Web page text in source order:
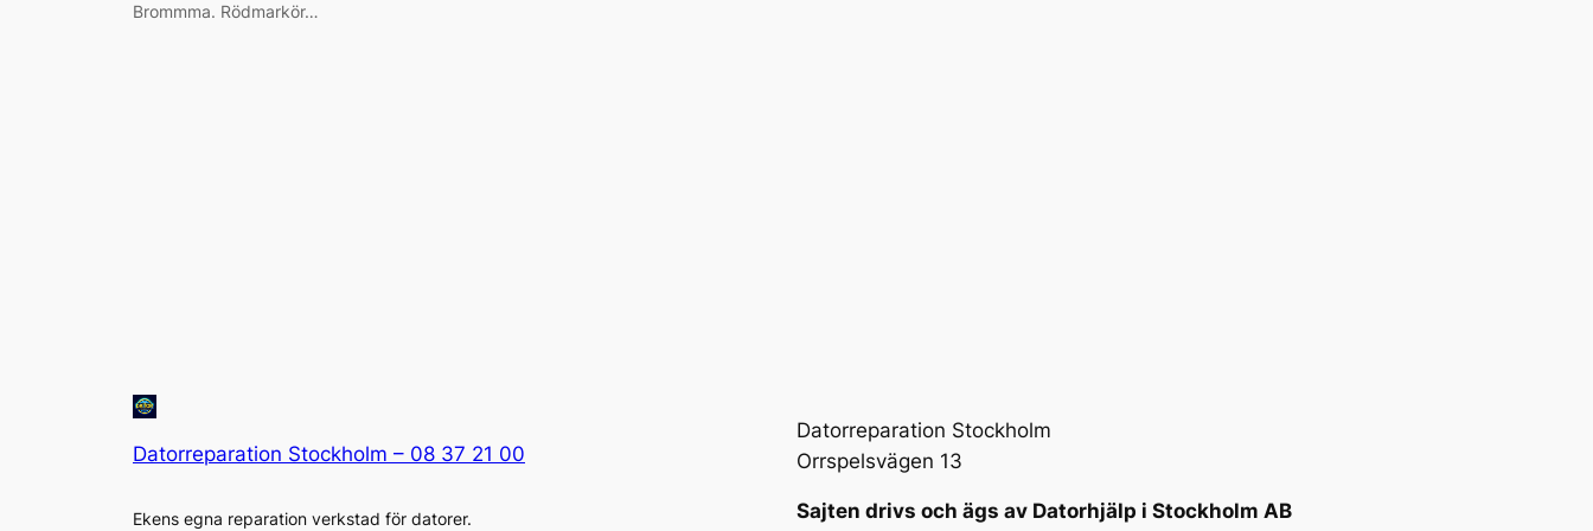
Brommma. Rödmarkör…
Datorreparation Stockholm – 08 37 21 00
Ekens egna reparation verkstad för datorer.
Datorreparation Stockholm
Orrspelsvägen 13
Sajten drivs och ägs av Datorhjälp i Stockholm AB